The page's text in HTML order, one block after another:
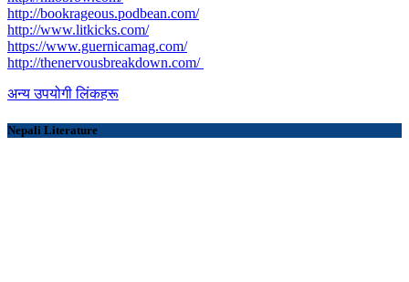
http://bookrageous.podbean.com/
http://www.litkicks.com/
https://www.guernicamag.com/
http://thenervousbreakdown.com/
अन्य उपयोगी लिंकहरू
Nepali Literature